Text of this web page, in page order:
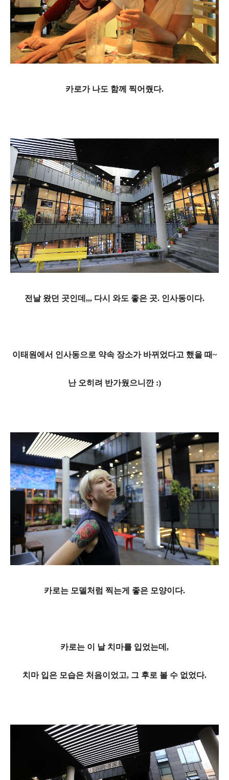
카로가 나도 함께 찍어줬다.
전날 왔던 곳인데,,, 다시 와도 좋은 곳. 인사동이다.
이태원에서 인사동으로 약속 장소가 바뀌었다고 했을 때~
난 오히려 반가웠으니깐 :)
카로는 모델처럼 찍는게 좋은 모양이다.
카로는 이 날 치마를 입었는데,
치마 입은 모습은 처음이었고, 그 후로 볼 수 없었다.